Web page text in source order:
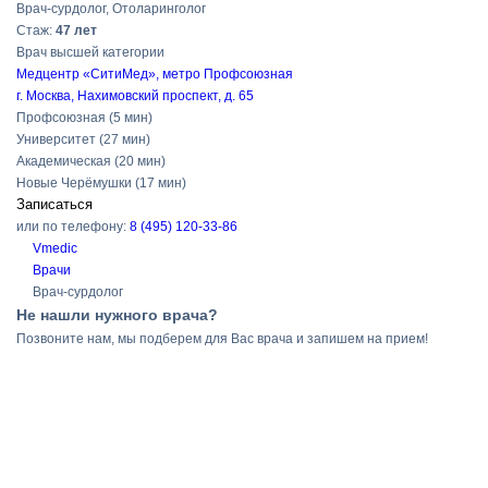
Врач-сурдолог, Отоларинголог
Cтаж: 47 лет
Врач высшей категории
Медцентр «СитиМед», метро Профсоюзная
г. Москва, Нахимовский проспект, д. 65
Профсоюзная (5 мин)
Университет (27 мин)
Академическая (20 мин)
Новые Черёмушки (17 мин)
Записаться
или по телефону: 8 (495) 120-33-86
Vmedic
Врачи
Врач-сурдолог
Не нашли нужного врача?
Позвоните нам, мы подберем для Вас врача и запишем на прием!